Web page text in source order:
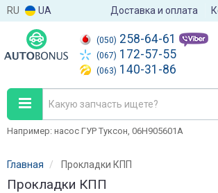
RU UA Доставка и оплата
(050) 258-64-61
(067) 172-57-55
(063) 140-31-86
Например: насос ГУР Туксон, 06H905601A
Главная Прокладки КПП
Прокладки КПП